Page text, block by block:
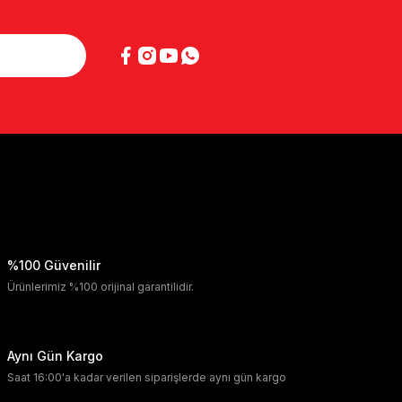
%100 Güvenilir
Ürünlerimiz %100 orijinal garantilidir.
Aynı Gün Kargo
Saat 16:00'a kadar verilen siparişlerde aynı gün kargo